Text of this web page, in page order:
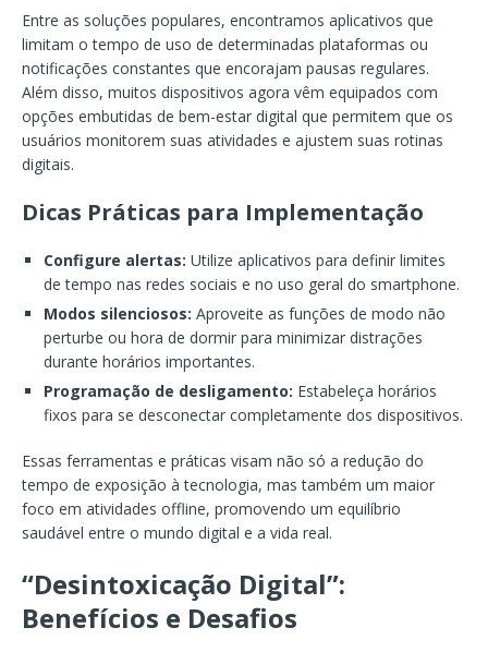
Entre as soluções populares, encontramos aplicativos que
limitam o tempo de uso de determinadas plataformas ou
notificações constantes que encorajam pausas regulares.
Além disso, muitos dispositivos agora vêm equipados com
opções embutidas de bem-estar digital que permitem que os
usuários monitorem suas atividades e ajustem suas rotinas
digitais.
Dicas Práticas para Implementação
Configure alertas: Utilize aplicativos para definir limites
de tempo nas redes sociais e no uso geral do smartphone.
Modos silenciosos: Aproveite as funções de modo não
perturbe ou hora de dormir para minimizar distrações
durante horários importantes.
Programação de desligamento: Estabeleça horários
fixos para se desconectar completamente dos dispositivos.
Essas ferramentas e práticas visam não só a redução do
tempo de exposição à tecnologia, mas também um maior
foco em atividades offline, promovendo um equilíbrio
saudável entre o mundo digital e a vida real.
“Desintoxicação Digital”:
Benefícios e Desafios